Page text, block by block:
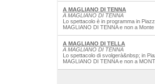
A MAGLIANO DI TENNA
A MAGLIANO DI TENNA
Lo spettacolo è in programma in
MAGLIANO DI TENNA e non a Monte
A MAGLIANO DI TELLA
A MAGLIANO DI TENNA
Lo spettacolo di svolgerà&nbsp; in
MAGLIANO DI TENNA e non a